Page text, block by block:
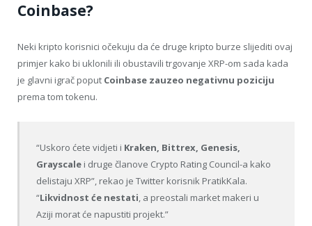
Coinbase?
Neki kripto korisnici očekuju da će druge kripto burze slijediti ovaj
primjer kako bi uklonili ili obustavili trgovanje XRP-om sada kada
je glavni igrač poput Coinbase zauzeo negativnu poziciju
prema tom tokenu.
“Uskoro ćete vidjeti i Kraken, Bittrex, Genesis,
Grayscale i druge članove Crypto Rating Council-a kako
delistaju XRP”, rekao je Twitter korisnik PratikKala.
“Likvidnost će nestati , a preostali market makeri u
Aziji morat će napustiti projekt.”